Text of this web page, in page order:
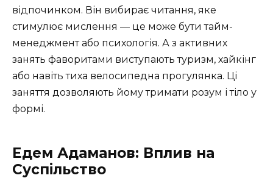
відпочинком. Він вибирає читання, яке
стимулює мислення — це може бути тайм-
менеджмент або психологія. А з активних
занять фаворитами виступають туризм, хайкінг
або навіть тиха велосипедна прогулянка. Ці
заняття дозволяють йому тримати розум і тіло у
формі.
Едем Адаманов: Вплив на
Суспільство